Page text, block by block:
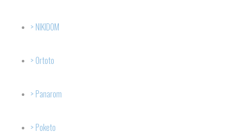
NIKIDOM
Ortoto
Panarom
Poketo